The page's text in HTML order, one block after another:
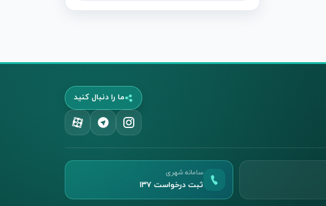
ما را دنبال کنید
سامانه شهری
ثبت درخواست ۱۳۷